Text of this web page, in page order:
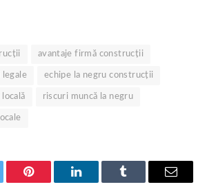
avantaje firmă construcții
echipe la negru construcții
riscuri muncă la negru
Pinterest LinkedInTumblr Email